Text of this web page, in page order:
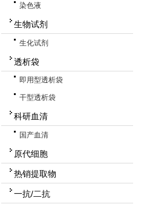
染色液
生物试剂
生化试剂
透析袋
即用型透析袋
干型透析袋
科研血清
国产血清
原代细胞
热销提取物
一抗/二抗